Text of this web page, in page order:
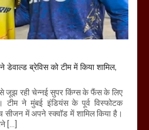
ब्रेविस को टीम में किया शामिल,
जूझ रही चेन्नई सुपर किंग्स के फैंस के लिए
ने मुंबई इंडियंस के पूर्व विस्फोटक
सीजन में अपने स्क्वॉड में शामिल किया है।
[…]